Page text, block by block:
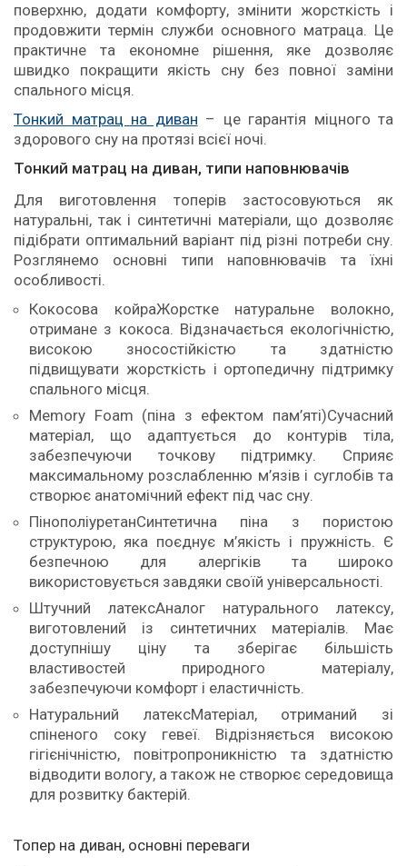
поверхню, додати комфорту, змінити жорсткість і
продовжити термін служби основного матраца. Це
практичне та економне рішення, яке дозволяє
швидко покращити якість сну без повної заміни
спального місця.
Тонкий матрац на диван – це гарантія міцного та
здорового сну на протязі всієї ночі.
Тонкий матрац на диван, типи наповнювачів
Для виготовлення топерів застосовуються як
натуральні, так і синтетичні матеріали, що дозволяє
підібрати оптимальний варіант під різні потреби сну.
Розглянемо основні типи наповнювачів та їхні
особливості.
Кокосова койраЖорстке натуральне волокно,
отримане з кокоса. Відзначається екологічністю,
високою зносостійкістю та здатністю
підвищувати жорсткість і ортопедичну підтримку
спального місця.
Memory Foam (піна з ефектом пам’яті)Сучасний
матеріал, що адаптується до контурів тіла,
забезпечуючи точкову підтримку. Сприяє
максимальному розслабленню м’язів і суглобів та
створює анатомічний ефект під час сну.
ПінополіуретанСинтетична піна з пористою
структурою, яка поєднує м’якість і пружність. Є
безпечною для алергіків та широко
використовується завдяки своїй універсальності.
Штучний латексАналог натурального латексу,
виготовлений із синтетичних матеріалів. Має
доступнішу ціну та зберігає більшість
властивостей природного матеріалу,
забезпечуючи комфорт і еластичність.
Натуральний латексМатеріал, отриманий зі
спіненого соку гевеї. Відрізняється високою
гігієнічністю, повітропроникністю та здатністю
відводити вологу, а також не створює середовища
для розвитку бактерій.
Топер на диван, основні переваги